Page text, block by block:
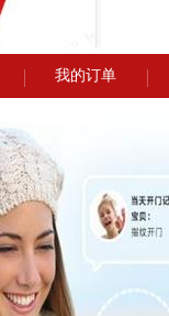
我的订单